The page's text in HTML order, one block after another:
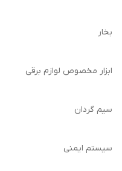
بخار
ابزار مخصوص لوازم برقی
سیم گردان
سیستم ایمنی